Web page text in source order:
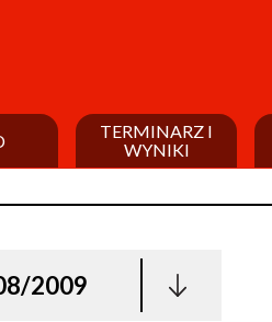
TERMINARZ I
WYNIKI
2009